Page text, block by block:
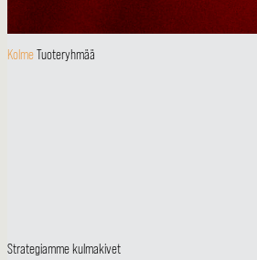
KolmeTuoteryhmää
Strategiamme kulmakivet